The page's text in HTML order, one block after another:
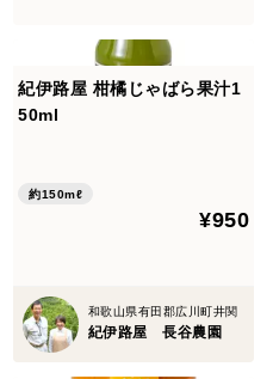
紀伊路屋 柑橘じゃばら果汁1
50ml
約150mℓ
¥950
和歌山県有田郡広川町井関
紀伊路屋 長谷農園